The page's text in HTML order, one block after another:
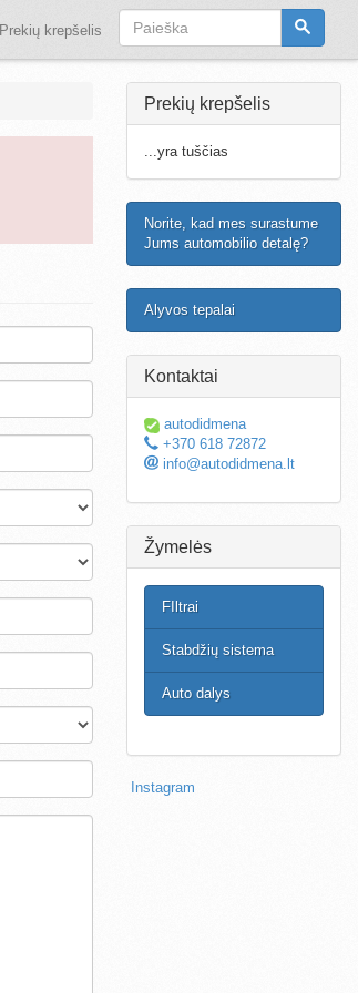
Prekių krepšelis
Prekių krepšelis
...yra tuščias
Norite, kad mes surastume
Jums automobilio detalę?
Alyvos tepalai
Kontaktai
autodidmena
+370 618 72872
info@autodidmena.lt
Žymelės
FIltrai
Stabdžių sistema
Auto dalys
Instagram